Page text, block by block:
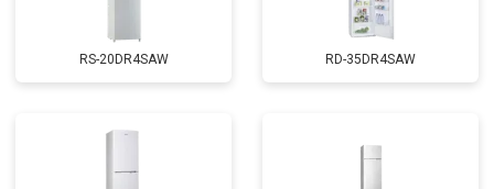
RS-20DR4SAW RD-35DR4SAW